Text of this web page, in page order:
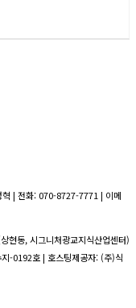
혁 | 전화: 070-8727-7771 | 이메
현동, 시그니처광교지식산업센터)
-0192호| 호스팅제공자: (주)식